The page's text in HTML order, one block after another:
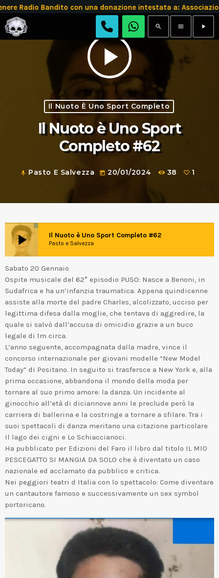
Radio Bandito con una donazione intestata a:
search menu play_arrow
play_arrow
Il Nuoto È Uno Sport Completo
Il Nuoto è Uno Sport
Completo #62
mic Pasto E Salvezza today 20/01/2024 38 1
play_arrow Il Nuoto è Uno Sport Completo #62
Pasto e Salvezza
Sabato 20 Gennaio
Ospite musicale del 62° episodio PUSO: Nasce a Benoni, in
Sudafrica e ha un’infanzia traumatica. Appena quindicenne
assiste alla morte del padre Charles, alcolizzato, ucciso per
legittima difesa dalla moglie, che tentava di aggredire, la
quale si salvò dall’accusa di omicidio grazie a un buco
legale di 1m circa.
L’anno seguente, accompagnata dalla madre, vince il
concorso internazionale per giovani modelle “New Model
Today” di Positano. In seguito si trasfersce a New York e, alla
prima occasione, abbandona il mondo della moda per
tornare al suo primo amore: la danza. Un incidente al
ginocchio all’età di diciannove anni le preclude però la
carriera di ballerina e la costringe a tornare a sfilare. Tra i
suoi spettacoli di danza meritano una citazione particolare
Il lago dei cigni e Lo Schiaccianoci.
Ha pubblicato per Edizioni del Faro il libro dal titolo IL MIO
PESCEGATTO SI MANGIA DA SOLO che è diventato un caso
nazionale ed acclamato da pubblico e critica.
Nei peggiori teatri d Italia con lo spettacolo: Come diventare
un cantautore famoso e successivamente un sex symbol
portoricano.